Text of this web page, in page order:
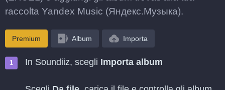
raccolta Yandex Music (Яндекс.Музыка).
Premium Album Importa
In Soundiiz, scegli Importa album